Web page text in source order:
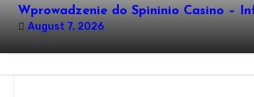
Wprowadzenie do Spininio Casino –
August 7, 2026